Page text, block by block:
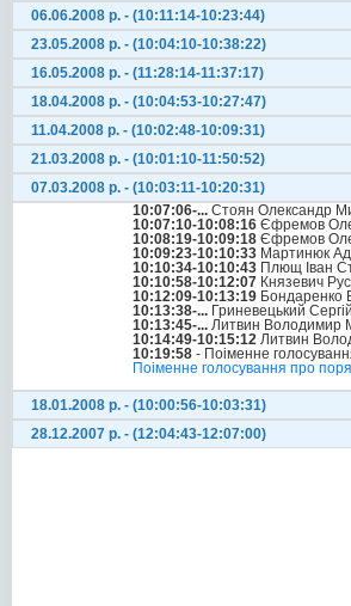
06.06.2008 р. - (10:11:14-10:23:44)
23.05.2008 р. - (10:04:10-10:38:22)
16.05.2008 р. - (11:28:14-11:37:17)
18.04.2008 р. - (10:04:53-10:27:47)
11.04.2008 р. - (10:02:48-10:09:31)
21.03.2008 р. - (10:01:10-11:50:52)
07.03.2008 р. - (10:03:11-10:20:31)
10:07:06-... Стоян Олександр
10:07:10-10:08:16 Єфремов
10:08:19-10:09:18 Єфремов
10:09:23-10:10:33 Мартинюк
10:10:34-10:10:43 Плющ Іван
10:10:58-10:12:07 Князевич
10:12:09-10:13:19 Бондаренко
10:13:38-... Гриневецький
10:13:45-... Литвин Володимир
10:14:49-10:15:12 Литвин
10:19:58 - Поіменне
Поіменне голосування про
18.01.2008 р. - (10:00:56-10:03:31)
28.12.2007 р. - (12:04:43-12:07:00)